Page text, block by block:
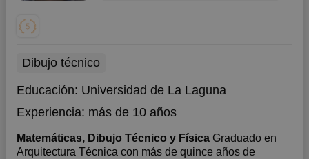
Dibujo técnico
Educación: Universidad de La Laguna
Experiencia: más de 10 años
Matemáticas, Dibujo Técnico y Física Graduado en
Arquitectura Técnica con más de quince años de